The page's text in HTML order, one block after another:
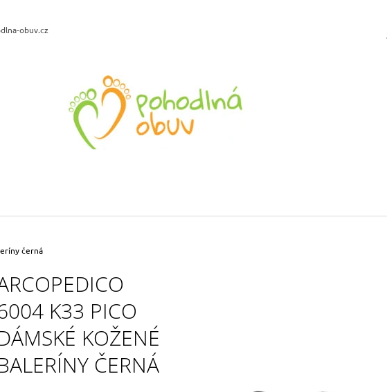
obuv.cz
černá
K33 PICO
KOŽENÉ
ČERNÁ
CO POTŘEBUJETE NAJÍT?
HLEDAT
ORTO 2622 DÁMSKÉ
Kč
LEGERO 2-000408-4500 T4 RUN